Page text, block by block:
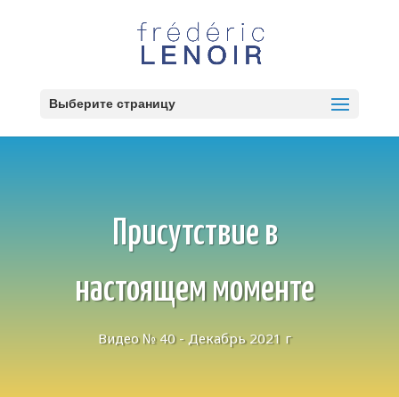
Выберите страницу
Присутствие в
настоящем моменте
Видео № 40 - Декабрь 2021 г